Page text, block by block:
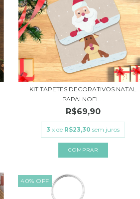
KIT TAPETES DECORATIVOS NATAL
PAPAI NOEL...
R$69,90
3 x de R$23,30 sem juros
40% OFF